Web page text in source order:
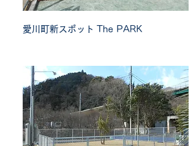
愛川町新スポット The PARK